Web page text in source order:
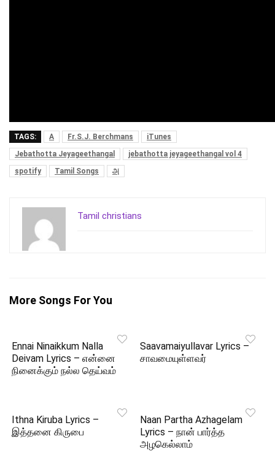
TAGS: A Fr.S.J. Berchmans
iTunes
Jebathotta Jeyageethangal
jebathotta jeyageethangal vol 4
spotify
Tamil Songs அ
Tamil christians
More Songs For You
Ennai Ninaikkum Nalla
Deivam Lyrics – என்னை
நினைக்கும் நல்ல தெய்வம்
Saavamaiyullavar Lyrics –
சாவமையுள்ளவர்
Ithna Kiruba Lyrics –
இத்தனை கிருபை
Naan Partha Azhagelam
Lyrics – நான் பார்த்த
அழகெல்லாம்